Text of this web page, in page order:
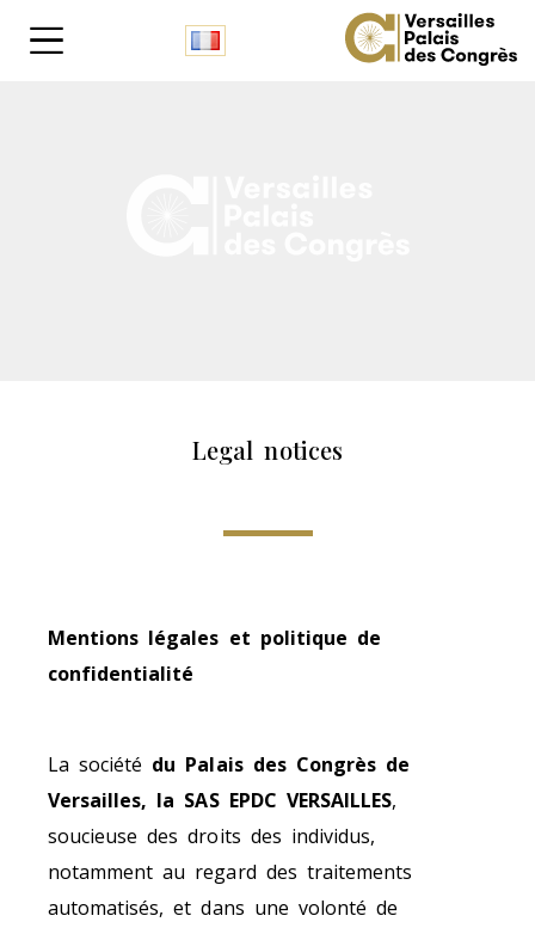
Legal notices
Mentions légales et politique de
confidentialité
La société du Palais des Congrès de
Versailles, la SAS EPDC VERSAILLES,
soucieuse des droits des individus,
notamment au regard des traitements
automatisés, et dans une volonté de